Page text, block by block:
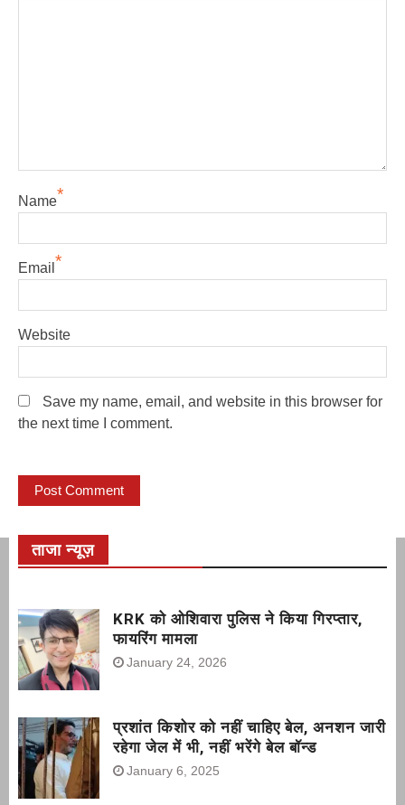
Name*
Email *
Website
Save my name, email, and website in this browser for
the next time I comment.
ताजा न्यूज़
KRK को ओशिवारा पुलिस ने किया गिरप्तार,
फायरिंग मामला
January 24, 2026
प्रशांत किशोर को नहीं चाहिए बेल, अनशन जारी
रहेगा जेल में भी, नहीं भरेंगे बेल बॉन्ड
January 6, 2025